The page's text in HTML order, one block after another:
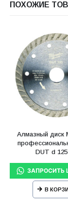
ПОХОЖИЕ
Алмазный диск
DUT d
В